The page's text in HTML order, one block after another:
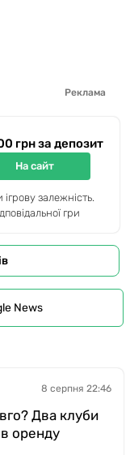
Реклама
грн за депозит
На сайт
залежність.
гри
News
8 серпня 22:46
Два клуби
в оренду